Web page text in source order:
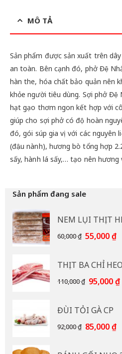
MÔ TẢ
Sản phẩm được sản xuất trên
an toàn. Bên cạnh đó, phở Đệ
hàn the, hóa chất bảo quản nên
khỏe người tiêu dùng. Sợi phở
hạt gạo thơm ngon kết hợp với
giúp cho sợi phở có độ hoàn
đó, gói súp gia vị với các nguyên
(đậu nành), hương bò tổng hợp
sấy, hành lá sấy,… tạo nên
Sản phẩm đang sale
NEM LỤI THỊT
60,000₫ Giá
60,000 ₫.
55,000₫Giá
là:
THỊT BA CHỈ
110,000₫ Giá
110,000 ₫.
95,000₫
ĐÙI TỎI GÀ CP
92,000₫ Giá
85,000₫Giá